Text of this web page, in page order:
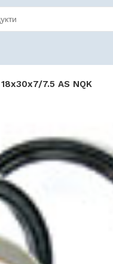
18x30x7/7.5 AS NQK